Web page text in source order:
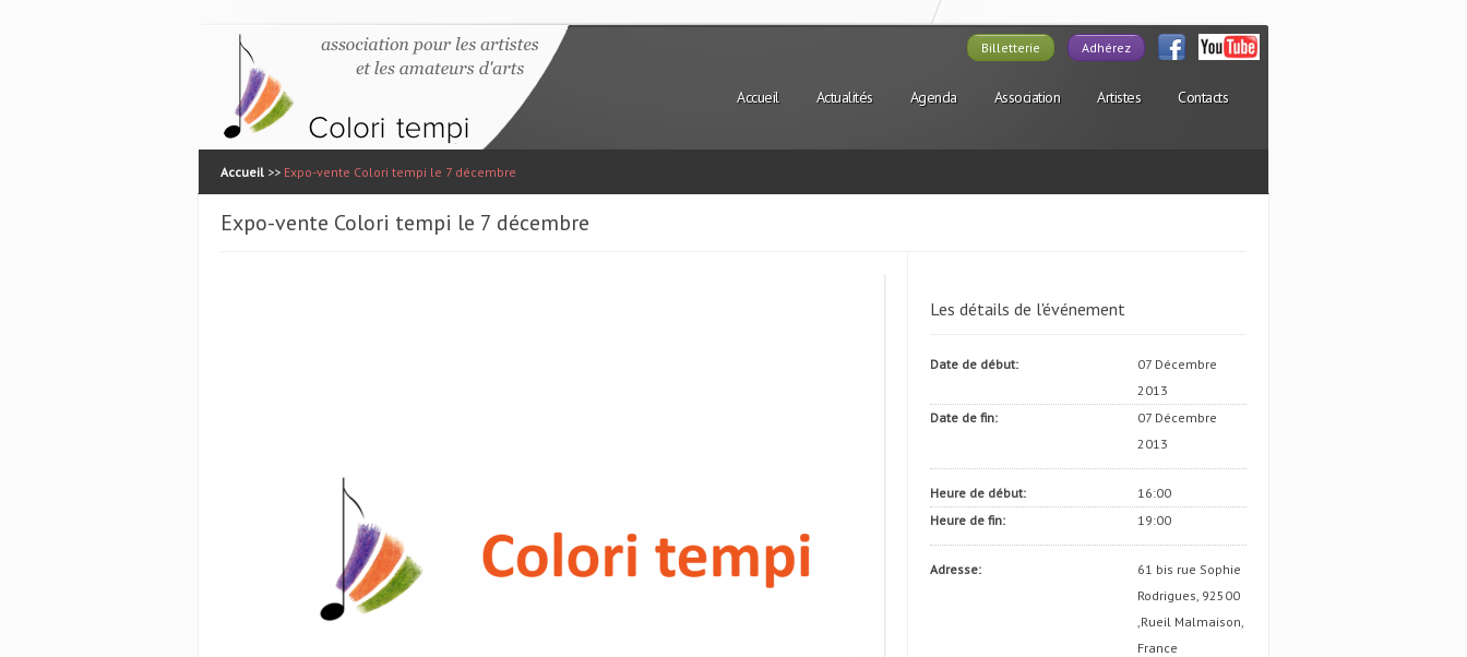
Accueil Actualités Agenda Association Artistes Contacts
Billetterie Adhérez
Accueil >> Expo-vente Colori tempi le 7 décembre
Expo-vente Colori tempi le 7 décembre
Les détails de l'événement
Date de début:
07 Décembre
2013
Date de fin:
07 Décembre
2013
Heure de début:
16:00
Heure de fin:
19:00
Adresse:
61 bis rue Sophie
Rodrigues, 92500
,Rueil Malmaison,
France